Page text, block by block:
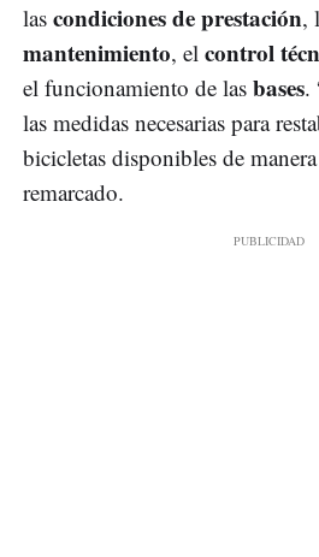
las condiciones de prestación,
mantenimiento, el control
el funcionamiento de las bases.
las medidas necesarias para
bicicletas disponibles de
remarcado.